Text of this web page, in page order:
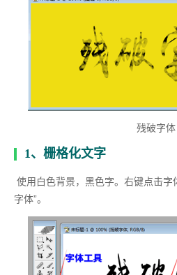
残破字体
1、栅格化文字
使用白色背景，黑色字。右键点击字
字体”。